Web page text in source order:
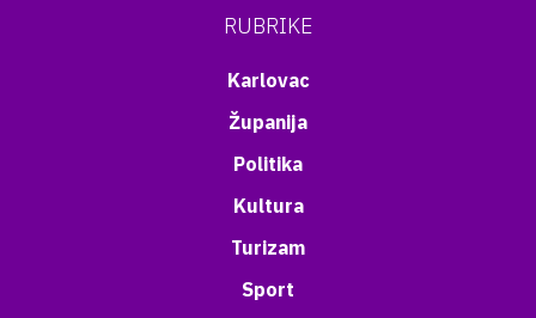
RUBRIKE
Karlovac
Županija
Politika
Kultura
Turizam
Sport